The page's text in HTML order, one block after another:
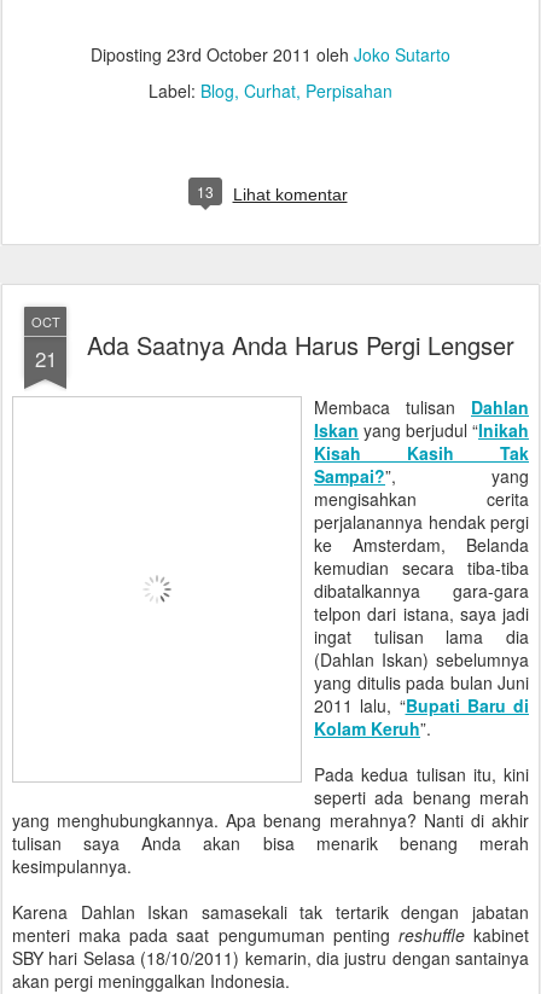
Diposting 23rd October 2011 oleh Joko Sutarto
Label: Blog Curhat Perpisahan
13 Lihat komentar
OCT
21 Ada Saatnya Anda Harus Pergi Lengser
Membaca tulisan Dahlan
Iskan yang berjudul “Inikah
Kisah Kasih Tak
Sampai?”, yang
mengisahkan cerita
perjalanannya hendak pergi
ke Amsterdam, Belanda
kemudian secara tiba-tiba
dibatalkannya gara-gara
telpon dari istana, saya jadi
ingat tulisan lama dia
(Dahlan Iskan) sebelumnya
yang ditulis pada bulan Juni
2011 lalu, “Bupati Baru di
Kolam Keruh”.
Pada kedua tulisan itu, kini
seperti ada benang merah
yang menghubungkannya. Apa benang merahnya? Nanti di akhir
tulisan saya Anda akan bisa menarik benang merah
kesimpulannya.
Karena Dahlan Iskan samasekali tak tertarik dengan jabatan
menteri maka pada saat pengumuman penting reshufflekabinet
SBY hari Selasa (18/10/2011) kemarin, dia justru dengan santainya
akan pergi meninggalkan Indonesia.